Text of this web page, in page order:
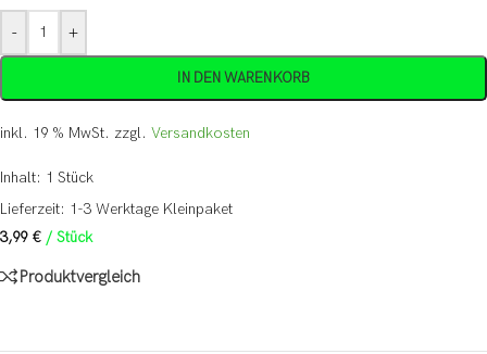
- +
IN DEN WARENKORB
inkl. 19 % MwSt. zzgl. Versandkosten
Inhalt: 1 Stück
Lieferzeit: 1-3 Werktage Kleinpaket
3,99 € / Stück
Produktvergleich